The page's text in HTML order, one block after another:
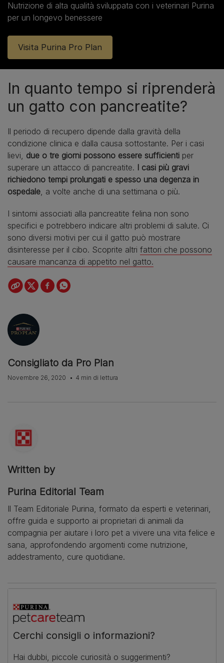
Nutrizione di alta qualità sviluppata con i veterinari Purina
per un longevo benessere
Visita Purina Pro Plan
In quanto tempo si riprenderà
un gatto con pancreatite?
Il periodo di recupero dipende dalla gravità della
condizione clinica e dalla causa sottostante. Per i casi
lievi, due o tre giorni possono essere sufficienti per
superare un attacco di pancreatite. I casi più gravi
richiedono tempi prolungati e spesso una degenza in
ospedale, a volte anche di una settimana o più.
I sintomi associati alla pancreatite felina non sono
specifici e potrebbero indicare altri problemi di salute. Ci
sono diversi motivi per cui il gatto può mostrare
disinteresse per il cibo. Scoprite altri fattori che possono
causare mancanza di appetito nel gatto.
Consigliato da Pro Plan
Novembre 26, 2020 4 min di lettura
Written by
Purina Editorial Team
Il Team Editoriale Purina, formato da esperti e veterinari,
offre guida e supporto ai proprietari di animali da
compagnia per aiutare i loro pet a vivere una vita felice e
sana, approfondendo argomenti come nutrizione,
addestramento, cure quotidiane.
Cerchi consigli o informazioni?
Hai dubbi, piccole curiosità o suggerimenti?